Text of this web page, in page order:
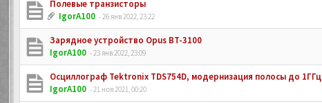
Полевые транзисторы
IgorA100 - 26 янв 2022, 23:22
Зарядное устройство Opus BT-3100
IgorA100 - 23 янв 2022, 23:09
Осциллограф Tektronix TDS754D, модернизация полосы до 1ГГц
IgorA100 - 21 ноя 2021, 00:20